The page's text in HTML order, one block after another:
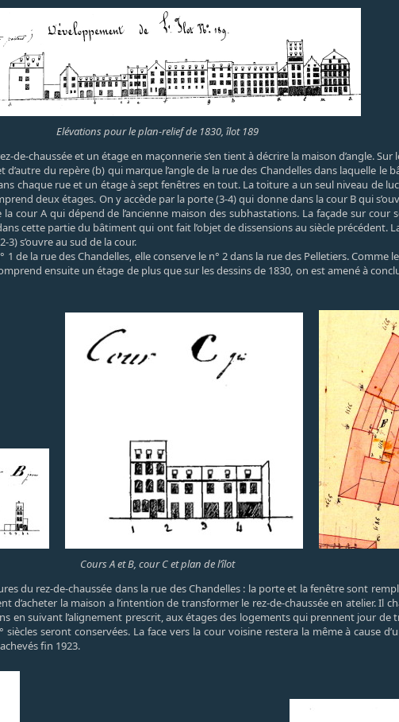
Elévations pour le plan-relief de 1830, îlot 189
de-chaussée et un étage en maçonnerie s’en tient à décrire la maison d’angle.
du repère (b) qui marque l’angle de la rue des Chandelles dans laquelle le
chaque rue et un étage à sept fenêtres en tout. La toiture a un seul niveau de
deux étages. On y accède par la porte (3-4) qui donne dans la cour B qui
cour A qui dépend de l’ancienne maison des subhastations. La façade sur cour
cette partie du bâtiment qui ont fait l’objet de dissensions au siècle précédent.
s’ouvre au sud de la cour.
1 de la rue des Chandelles, elle conserve le n° 2 dans la rue des Pelletiers. Comme
ensuite un étage de plus que sur les dessins de 1830, on est amené à
Cours A et B, cour C et plan de l’îlot
du rez-de-chaussée dans la rue des Chandelles : la porte et la fenêtre sont
d’acheter la maison a l’intention de transformer le rez-de-chaussée en atelier. Il
en suivant l’alignement prescrit, aux étages des logements qui prennent jour de
seront conservées. La face vers la cour voisine restera la même à cause
fin 1923.